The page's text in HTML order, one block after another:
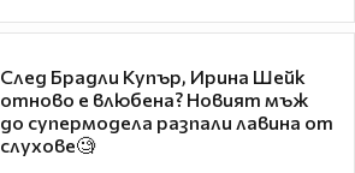
След Брадли Купър, Ирина Шейк
отново е влюбена? Новият мъж
до супермодела разпали лавина от
слухове🧐